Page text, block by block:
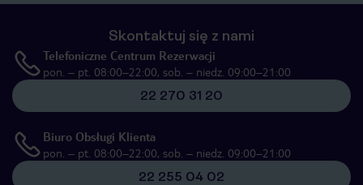
Skontaktuj się z nami
Telefoniczne Centrum Rezerwacji
pon. – pt. 08:00–22:00, sob. – niedz. 09:00–21:00
22 270 31 20
Biuro Obsługi Klienta
pon. – pt. 08:00–22:00, sob. – niedz. 09:00–21:00
22 255 04 02